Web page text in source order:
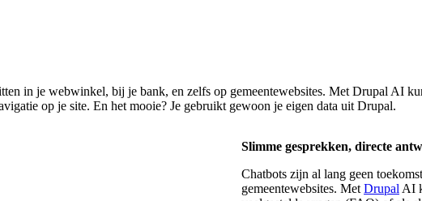
in je webwinkel, bij je bank, en zelfs op gemeentewebsites. Met Drupal AI
op je site. En het mooie? Je gebruikt gewoon je eigen data uit Drupal.
Slimme gesprekken, directe
Chatbots zijn al lang geen
gemeentewebsites. Met Drupal AI